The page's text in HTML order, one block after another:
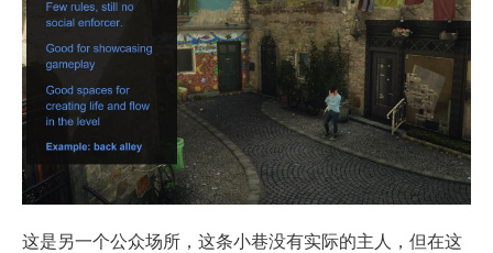
这是另一个公众场所，这条小巷没有实际的主人，但在这